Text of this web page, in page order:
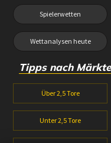
Spielerwetten
Wettanalysen heute
Tipps nach Märkte
Über 2,5 Tore
Unter 2,5 Tore